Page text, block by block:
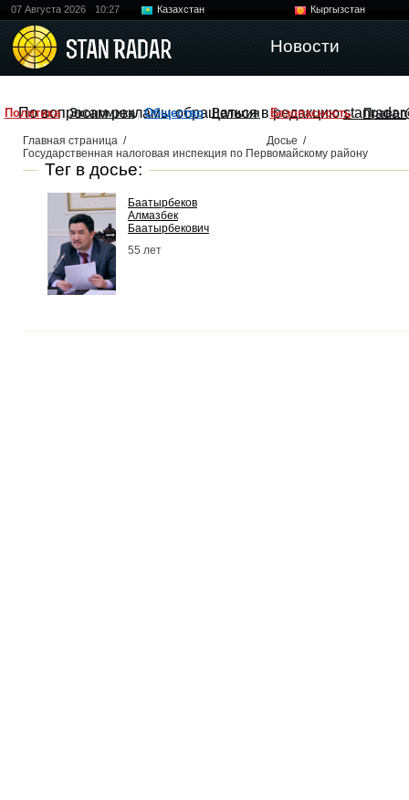
07 Августа 2026 10:27 Казахстан
Кыргызстан
Новости
Политика Экономика Общество Религия Безопасность
По вопросам рекламы обращаться в редакцию
Главная страница / Досье /
Государственная налоговая инспекция по Первомайскому району
Тег в досье:
Баатырбеков
Алмазбек
Баатырбекович
55 лет